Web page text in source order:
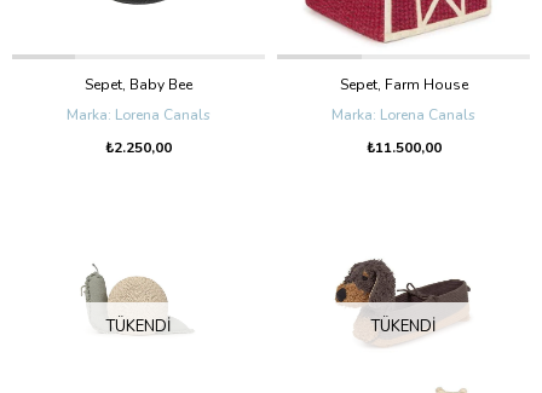
Sepet, Baby Bee
Lorena Canals
₺2.250,00
Sepet, Farm House
Lorena Canals
₺11.500,00
TÜKENDI TÜKENDI